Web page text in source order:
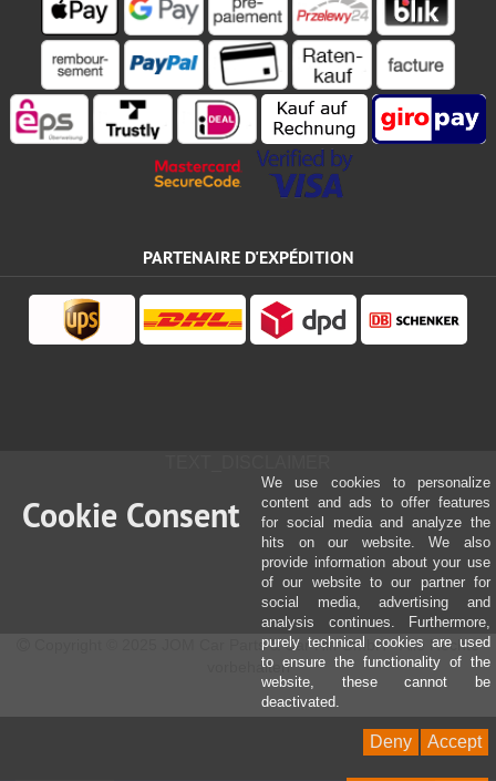
PARTENAIRE D'EXPÉDITION
Copyright © 2025 JOM Car Parts & Car Hifi GmbH - Alle Rechte
vorbehalten
Cookie Consent
We use cookies to personalize
content and ads to offer features
for social media and analyze the
hits on our website. We also
provide information about your use
of our website to our partner for
social media, advertising and
analysis continues. Furthermore,
purely technical cookies are used
to ensure the functionality of the
website, these cannot be
deactivated.
Accept
Deny